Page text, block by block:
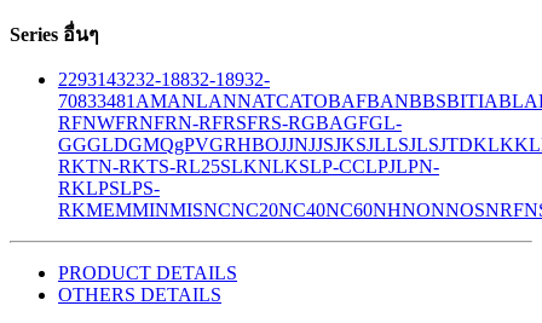
Series อื่นๆ
2293143232-18832-18932-
70833481 AMANLANNATCATOBAFBANBBSBITIABLA
RFNWFRNFRN-RFRSFRS-RGBAGFGL-
GGGLDGMQgPVGRHBOJJNJJSJKSJLLSJLSJTDKLK
RKTN-RKTS-RL25SLKNLKSLP-CCLPJLPN-
RKLPSLPS-
RKMEMMINMISNCNC20NC40NC60NHNONNOSNRF
PRODUCT DETAILS
OTHERS DETAILS